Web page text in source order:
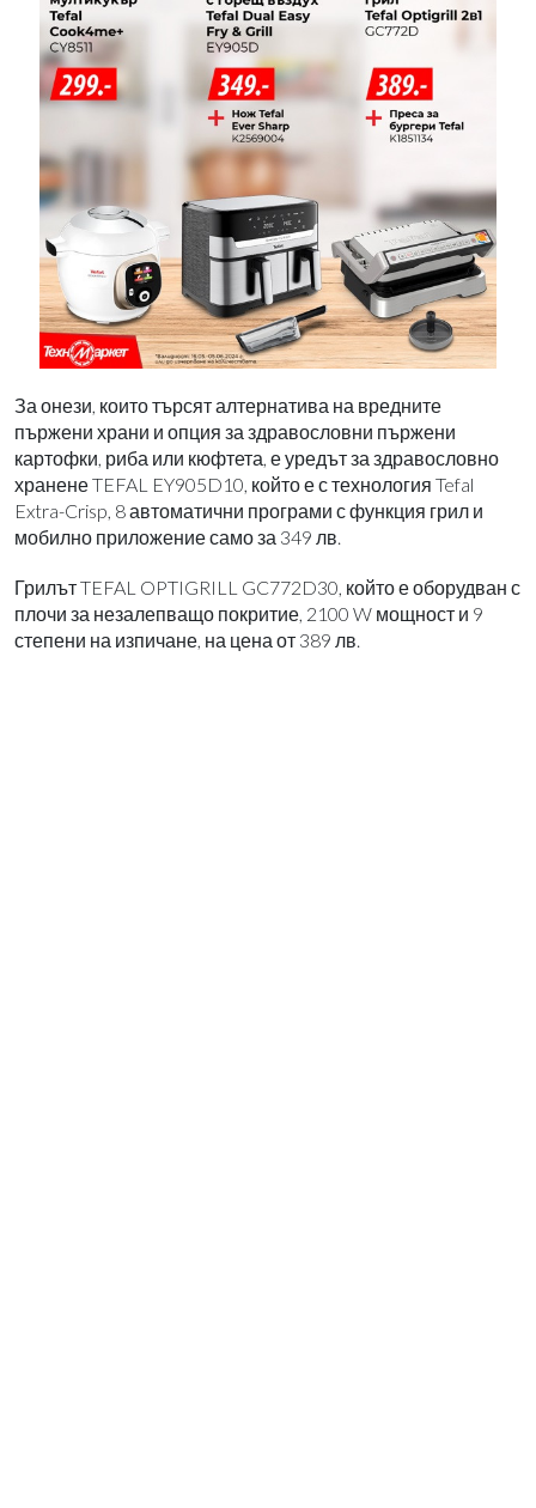
За онези, които търсят алтернатива на вредните
пържени храни и опция за здравословни пържени
картофки, риба или кюфтета, е уредът за здравословно
хранене TEFAL EY905D10, който е с технология Tefal
Extra-Crisp, 8 автоматични програми с функция грил и
мобилно приложение само за 349 лв.
Грилът TEFAL OPTIGRILL GC772D30, който е оборудван с
плочи за незалепващо покритие, 2100 W мощност и 9
степени на изпичане, на цена от 389 лв.